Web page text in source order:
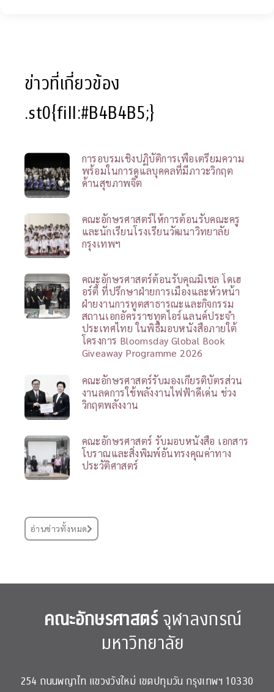
ข่าวที่เกี่ยวข้อง
.st0{fill:#B4B4B5;}
การอบรมเชิงปฏิบัติการเพื่อเตรียมความ
พร้อมในการดูแลบุคคลที่มีภาวะวิกฤต
ด้านสุขภาพจิต
คณะอักษรศาสตร์ให้การต้อนรับคณะครู
และนักเรียนโรงเรียนวัฒนาวิทยาลัย
กรุงเทพฯ
คณะอักษรศาสตร์ต้อนรับคุณมิเชล โดเฮ
อร์ตี้ ที่ปรึกษาฝ่ายการเมืองและหัวหน้า
ฝ่ายงานการทูตสาธารณะและกิจกรรม
สถานเอกอัครราชทูตไอร์แลนด์ประจำ
ประเทศไทย ในพิธีมอบหนังสือภายใต้
โครงการ Bloomsday Global Book
Giveaway Programme 2026
คณะอักษรศาสตร์รับมองเกียรติบัตรส่วน
งานลดการใช้พลังงานไฟฟ้าดีเด่น ช่วง
วิกฤตพลังงาน
คณะอักษรศาสตร์ รับมอบหนังสือ เอกสาร
โบราณและสิ่งพิมพ์อันทรงคุณค่าทาง
ประวัติศาสตร์
อ่านข่าวทั้งหมด
คณะอักษรศาสตร์จุฬาลงกรณ์
มหาวิทยาลัย
254 ถนนพญาไท แขวงวังใหม่ เขตปทุมวัน กรุงเทพฯ 10330